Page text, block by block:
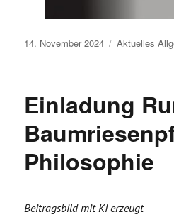
Veröffentlicht
14. November 2024 Aktuelles
Einladung
Philosophie
Beitragsbild mit KI erzeugt